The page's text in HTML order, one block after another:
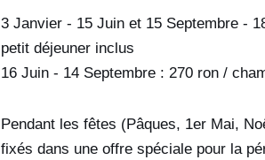
3 Janvier - 15 Juin et 15 Septembre -
petit déjeuner inclus
16 Juin - 14 Septembre : 270 ron /
Pendant les fêtes (Pâques, 1er Mai,
fixés dans une offre spéciale pour la